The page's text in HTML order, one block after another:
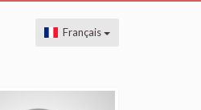
Français